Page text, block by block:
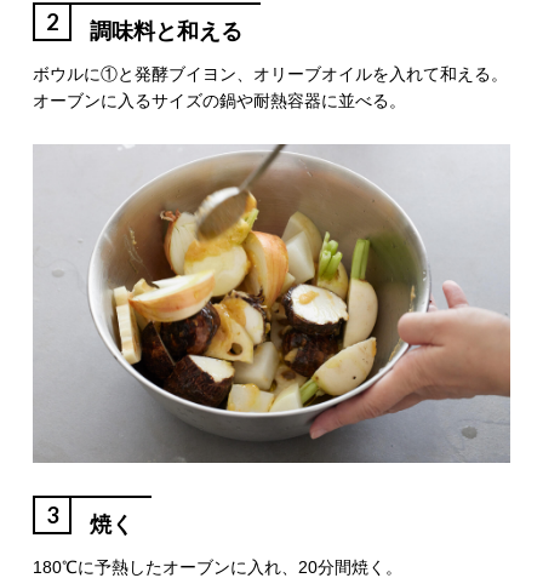
2 調味料と和える
ボウルに①と発酵ブイヨン、オリーブオイルを入れて和える。
オーブンに入るサイズの鍋や耐熱容器に並べる。
3 焼く
180℃に予熱したオーブンに入れ、20分間焼く。